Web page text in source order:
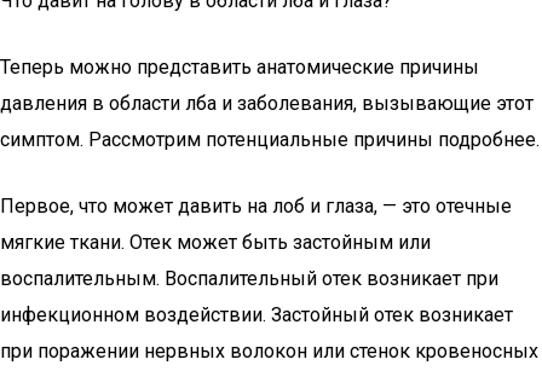
Теперь можно представить анатомические причины
давления в области лба и заболевания, вызывающие этот
симптом. Рассмотрим потенциальные причины подробнее.
Первое, что может давить на лоб и глаза, — это отечные
мягкие ткани. Отек может быть застойным или
воспалительным. Воспалительный отек возникает при
инфекционном воздействии. Застойный отек возникает
при поражении нервных волокон или стенок кровеносных